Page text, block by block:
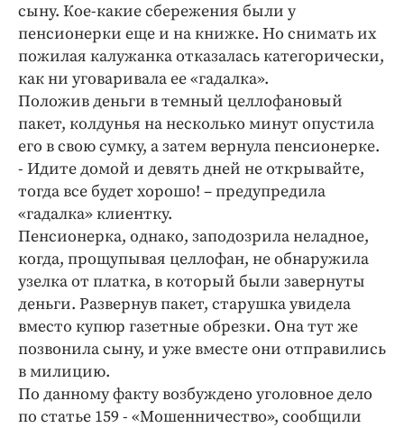
сыну. Кое-какие сбережения были у
пенсионерки еще и на книжке. Но снимать их
пожилая калужанка отказалась категорически,
как ни уговаривала ее «гадалка».
Положив деньги в темный целлофановый
пакет, колдунья на несколько минут опустила
его в свою сумку, а затем вернула пенсионерке.
- Идите домой и девять дней не открывайте,
тогда все будет хорошо! – предупредила
«гадалка» клиентку.
Пенсионерка, однако, заподозрила неладное,
когда, прощупывая целлофан, не обнаружила
узелка от платка, в который были завернуты
деньги. Развернув пакет, старушка увидела
вместо купюр газетные обрезки. Она тут же
позвонила сыну, и уже вместе они отправились
в милицию.
По данному факту возбуждено уголовное дело
по статье 159 - «Мошенничество», сообщили